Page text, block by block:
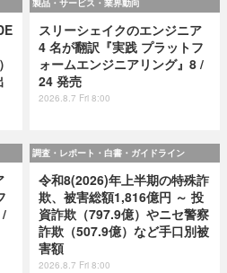
製品・サービス・業界動向
スリーシェイクのエンジニア
4 名が翻訳『実践 プラットフ
ォームエンジニアリング』8 /
24 発売
2026.8.7 Fri 8:00
/
調査・レポート・白書・ガイドライン
令和8(2026)年上半期の特殊詐
欺、被害総額1,816億円 ～ 投
資詐欺（797.9億）やニセ警察
詐欺（507.9億）など手口別被
害額
2026.8.7 Fri 8:00